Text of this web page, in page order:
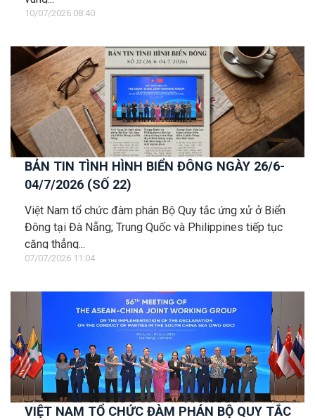
10/07/2026 08:40
BẢN TIN TÌNH HÌNH BIỂN ĐÔNG NGÀY 26/6-
04/7/2026 (SỐ 22)
Việt Nam tổ chức đàm phán Bộ Quy tắc ứng xử ở Biển
Đông tại Đà Nẵng; Trung Quốc và Philippines tiếp tục
căng thẳng...
07/07/2026 11:04
VIỆT NAM TỔ CHỨC ĐÀM PHÁN BỘ QUY TẮC